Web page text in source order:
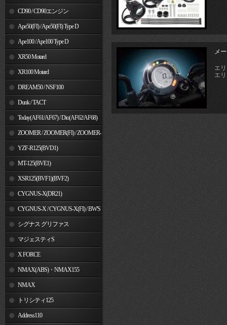
CD90 / CD90エンジン
Ape50(FI) / Ape50(FI) Type D
Ape100 / Ape100 Type D
XR50 Motard
XR100 Motard
DREAM50 / NSF100
Dunk / TACT
Today(AF61/AF67) / Dio(AF62/AF68)
ZOOMER / ZOOMER(FI) / ZOOMER-
YZF-R125(BVD1)
MT-125(BVE1)
XSR125(BVF1)(BVF2)
CYGNUS-X(DR21)
CYGNUS-X / CYGNUS-X(FI) / BW'S
125 シグナス グリファス
マジェスティS
X FORCE
NMAX(ABS)・NMAX155
NMAX
トリシティ125
Address110
メ
エ
エ